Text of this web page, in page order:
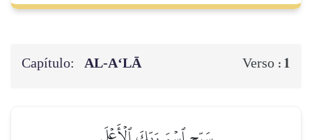
Capítulo: AL‑A‘LĀ Verso : 1